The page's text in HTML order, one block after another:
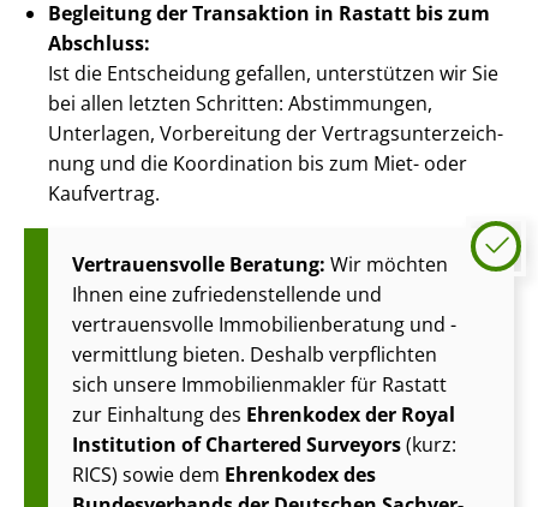
Begleitung der Transaktion in Rastatt bis zum
Abschluss:
Ist die Entscheidung gefallen, unterstützen wir Sie
bei allen letzten Schritten: Abstimmungen,
Unterlagen, Vorbereitung der Ver­trags­un­ter­zeich­
nung und die Koordination bis zum Miet- oder
Kaufvertrag.
Vertrauensvolle Beratung: Wir möchten
Ihnen eine zu­frie­den­stel­len­de und
vertrauensvolle Im­mo­bi­li­en­be­ra­tung und -
vermittlung bieten. Deshalb verpflichten
sich unsere Im­mo­bi­li­en­mak­ler für Rastatt
zur Einhaltung des Ehrenkodex der Royal
Institution of Chartered Surveyors(kurz:
RICS) sowie dem Ehrenkodex des